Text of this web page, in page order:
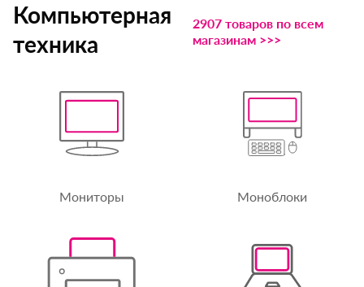
Компьютерная
техника
2907 товаров по всем
магазинам >>>
Мониторы Моноблоки